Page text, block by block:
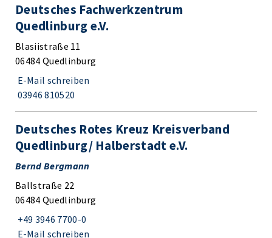
Deutsches Fachwerkzentrum
Quedlinburg e.V.
Blasiistraße 11
06484 Quedlinburg
E-Mail schreiben
03946 810520
Deutsches Rotes Kreuz Kreisverband
Quedlinburg/ Halberstadt e.V.
Bernd Bergmann
Ballstraße 22
06484 Quedlinburg
+49 3946 7700-0
E-Mail schreiben